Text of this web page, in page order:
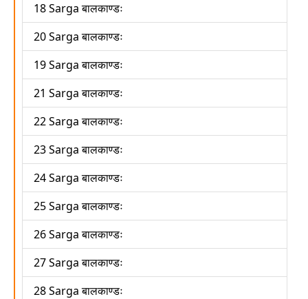
18 Sarga बालकाण्डः
20 Sarga बालकाण्डः
19 Sarga बालकाण्डः
21 Sarga बालकाण्डः
22 Sarga बालकाण्डः
23 Sarga बालकाण्डः
24 Sarga बालकाण्डः
25 Sarga बालकाण्डः
26 Sarga बालकाण्डः
27 Sarga बालकाण्डः
28 Sarga बालकाण्डः